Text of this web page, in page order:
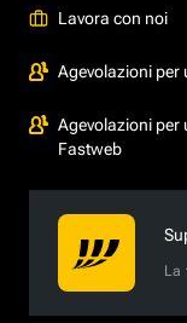
Lavora con noi
Agevolazioni per
Agevolazioni per
Fastweb
La